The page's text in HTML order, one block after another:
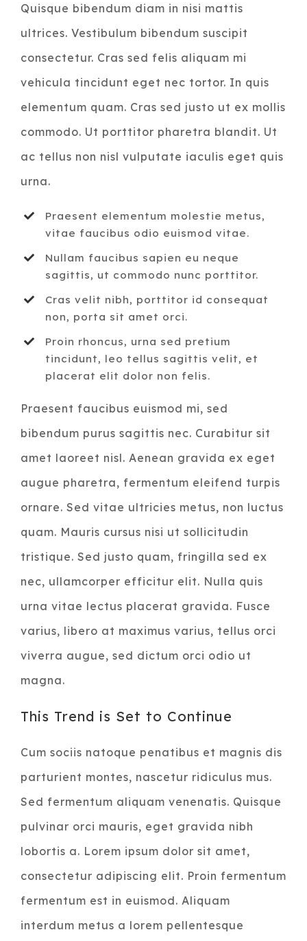
Quisque bibendum diam in nisi mattis
ultrices. Vestibulum bibendum suscipit
consectetur. Cras sed felis aliquam mi
vehicula tincidunt eget nec tortor. In quis
elementum quam. Cras sed justo ut ex mollis
commodo. Ut porttitor pharetra blandit. Ut
ac tellus non nisl vulputate iaculis eget quis
urna.
Praesent elementum molestie metus,
vitae faucibus odio euismod vitae.
Nullam faucibus sapien eu neque
sagittis, ut commodo nunc porttitor.
Cras velit nibh, porttitor id consequat
non, porta sit amet orci.
Proin rhoncus, urna sed pretium
tincidunt, leo tellus sagittis velit, et
placerat elit dolor non felis.
Praesent faucibus euismod mi, sed
bibendum purus sagittis nec. Curabitur sit
amet laoreet nisl. Aenean gravida ex eget
augue pharetra, fermentum eleifend turpis
ornare. Sed vitae ultricies metus, non luctus
quam. Mauris cursus nisi ut sollicitudin
tristique. Sed justo quam, fringilla sed ex
nec, ullamcorper efficitur elit. Nulla quis
urna vitae lectus placerat gravida. Fusce
varius, libero at maximus varius, tellus orci
viverra augue, sed dictum orci odio ut
magna.
This Trend is Set to Continue
Cum sociis natoque penatibus et magnis dis
parturient montes, nascetur ridiculus mus.
Sed fermentum aliquam venenatis. Quisque
pulvinar orci mauris, eget gravida nibh
lobortis a. Lorem ipsum dolor sit amet,
consectetur adipiscing elit. Proin fermentum
fermentum est in euismod. Aliquam
interdum metus a lorem pellentesque